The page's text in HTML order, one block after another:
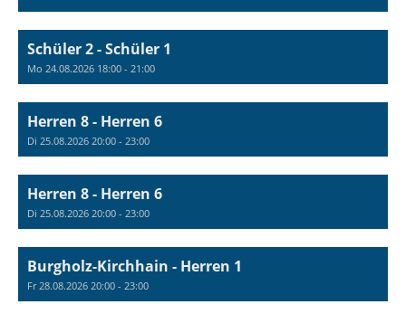
Schüler 2 - Schüler 1
Mo 24.08.2026 18:00 - 21:00
Herren 8 - Herren 6
Di 25.08.2026 20:00 - 23:00
Herren 8 - Herren 6
Di 25.08.2026 20:00 - 23:00
Burgholz-Kirchhain - Herren 1
Fr 28.08.2026 20:00 - 23:00